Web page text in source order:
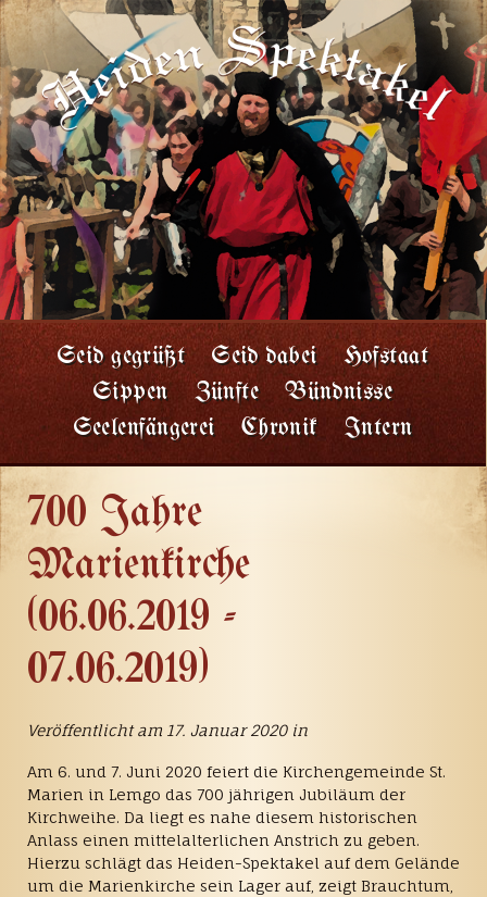
Seid gegrüßt Seid dabei
Hofstaat
Sippen
Zünfte
Bündnisse
Seelenfängerei
Chronik Intern
700 Jahre
Marienkirche
(06.06.2019 -
07.06.2019)
Veröffentlicht am 17. Januar 2020 in
Am 6. und 7. Juni 2020 feiert die Kirchengemeinde St.
Marien in Lemgo das 700 jährigen Jubiläum der
Kirchweihe. Da liegt es nahe diesem historischen
Anlass einen mittelalterlichen Anstrich zu geben.
Hierzu schlägt das Heiden-Spektakel auf dem Gelände
um die Marienkirche sein Lager auf, zeigt Brauchtum,